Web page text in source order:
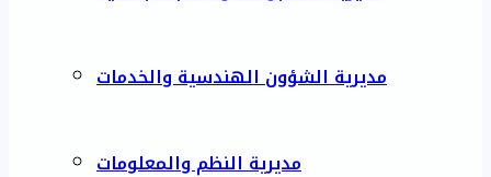
مديرية الشؤون الهندسية والخدمات
مديرية النظم والمعلومات